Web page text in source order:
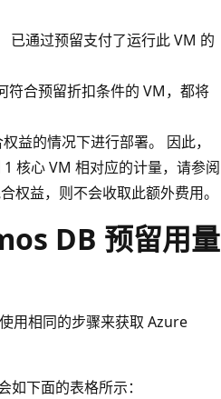
已通过预留支付了运行此 VM 的
符合预留折扣条件的 VM，都将
益的情况下进行部署。 因此，
核心 VM 相对应的计量，请参阅
权益，则不会收取此额外费用。
DB 预留用量
用相同的步骤来获取 Azure
下面的表格所示：